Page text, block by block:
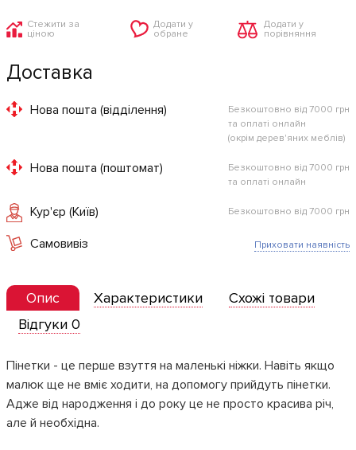
Стежити за
ціною
Додати у
обране
Додати у
порівняння
Доставка
Нова пошта (відділення)
Безкоштовно від 7000 грн
та оплаті онлайн
(окрім дерев'яних меблів)
Нова пошта (поштомат)
Безкоштовно від 7000 грн
та оплаті онлайн
Кур'єр (Київ) Безкоштовно від 7000 грн
Самовивіз Приховати наявність
Опис Характеристики
Схожі товари
Відгуки 0
Пінетки - це перше взуття на маленькі ніжки. Навіть якщо
малюк ще не вміє ходити, на допомогу прийдуть пінетки.
Адже від народження і до року це не просто красива річ,
але й необхідна.